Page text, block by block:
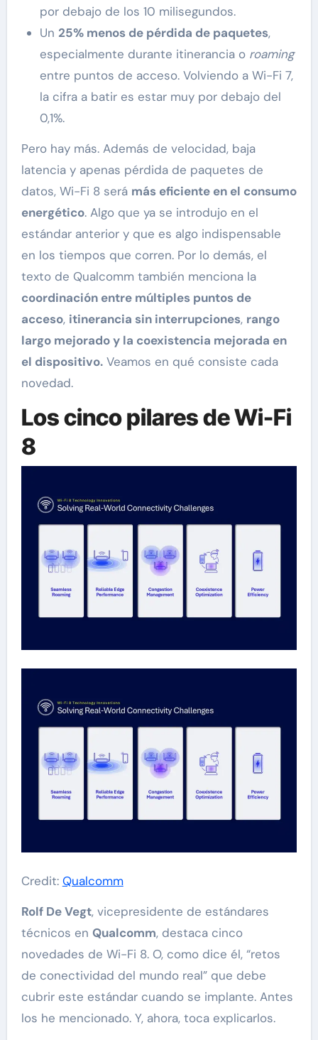
por debajo de los 10 milisegundos.
Un 25% menos de pérdida de paquetes,
especialmente durante itinerancia o roaming
entre puntos de acceso. Volviendo a Wi-Fi 7,
la cifra a batir es estar muy por debajo del
0,1%.
Pero hay más. Además de velocidad, baja
latencia y apenas pérdida de paquetes de
datos, Wi-Fi 8 será más eficiente en el consumo
energético. Algo que ya se introdujo en el
estándar anterior y que es algo indispensable
en los tiempos que corren. Por lo demás, el
texto de Qualcomm también menciona la
coordinación entre múltiples puntos de
acceso, itinerancia sin interrupciones, rango
largo mejorado y la coexistencia mejorada en
el dispositivo.Veamos en qué consiste cada
novedad.
Los cinco pilares de Wi-Fi
8
Credit: Qualcomm
Rolf De Vegt, vicepresidente de estándares
técnicos en Qualcomm, destaca cinco
novedades de Wi-Fi 8. O, como dice él, “retos
de conectividad del mundo real” que debe
cubrir este estándar cuando se implante. Antes
los he mencionado. Y, ahora, toca explicarlos.